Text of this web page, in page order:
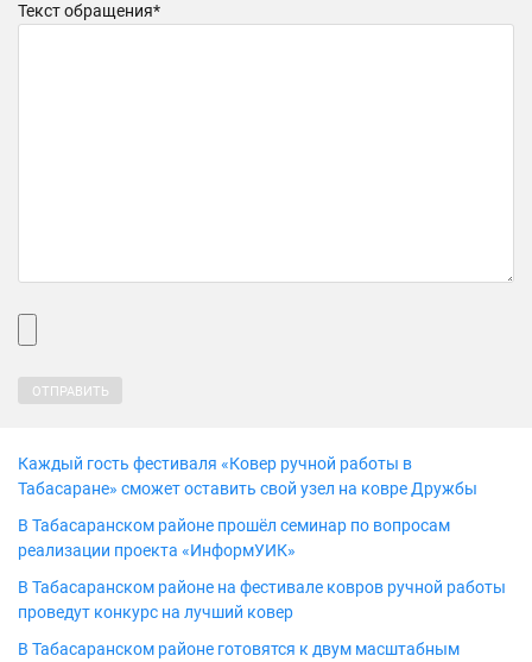
Текст обращения*
Каждый гость фестиваля «Ковер ручной работы в
Табасаране» сможет оставить свой узел на ковре Дружбы
В Табасаранском районе прошёл семинар по вопросам
реализации проекта «ИнформУИК»
В Табасаранском районе на фестивале ковров ручной работы
проведут конкурс на лучший ковер
В Табасаранском районе готовятся к двум масштабным